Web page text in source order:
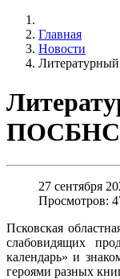
Главная
Новости
ПОСБНС.
27 сентября
Просмотров:
Псковская
слабовидящих
календарь» и
героями разных